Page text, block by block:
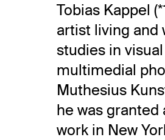
Tobias Kappel
artist living and
studies in
multimedial
Muthesius
he was
work in New